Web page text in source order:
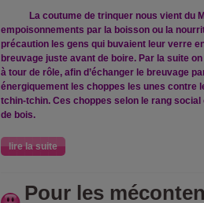
La coutume de trinquer nous vient du
empoisonnements par la boisson ou la
précaution les gens qui buvaient leur verre
breuvage juste avant de boire. Par la suite
à tour de rôle, afin d’échanger le breuvage
énergiquement les choppes les unes contre
tchin-tchin. Ces choppes selon le rang social
de bois.
lire la suite
Pour les